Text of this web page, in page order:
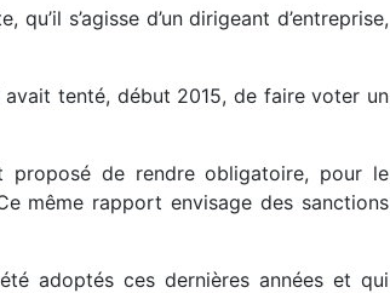
s’agisse d’un dirigeant d’entreprise,
tenté, début 2015, de faire voter un
de rendre obligatoire, pour le
même rapport envisage des sanctions
adoptés ces dernières années et qui